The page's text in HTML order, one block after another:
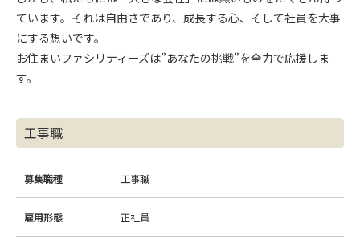
ています。それは自由さであり、成長する心、そして社員を大事
にする想いです。
お住まいファシリティーズは”あなたの挑戦”を全力で応援しま
す。
工事職
募集職種 工事職
雇用形態 正社員